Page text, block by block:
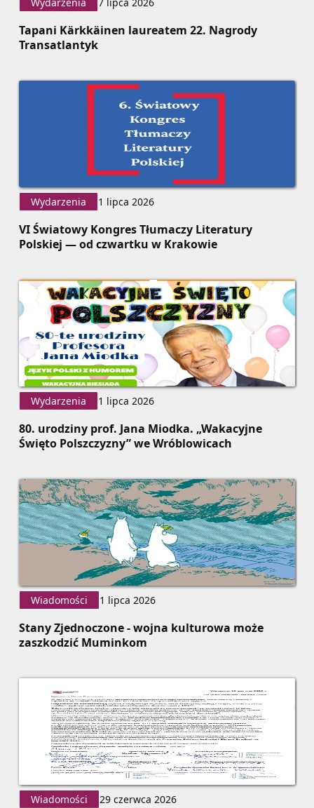
Tapani Kärkkäinen laureatem 22. Nagrody
Transatlantyk
Wydarzenia 1 lipca 2026
VI Światowy Kongres Tłumaczy Literatury
Polskiej — od czwartku w Krakowie
Wydarzenia 1 lipca 2026
80. urodziny prof. Jana Miodka. „Wakacyjne
Święto Polszczyzny” we Wróblowicach
Wiadomości 1 lipca 2026
Stany Zjednoczone - wojna kulturowa może
zaszkodzić Muminkom
Wiadomości 29 czerwca 2026